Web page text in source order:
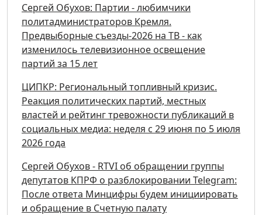
Сергей Обухов: Партии - любимчики
политадминистраторов Кремля.
Предвыборные съезды-2026 на ТВ - как
изменилось телевизионное освещение
партий за 15 лет
ЦИПКР: Региональный топливный кризис.
Реакция политических партий, местных
властей и рейтинг тревожности публикаций в
социальных медиа: неделя с 29 июня по 5 июля
2026 года
Сергей Обухов - RTVI об обращении группы
депутатов КПРФ о разблокировании Telegram:
После ответа Минцифры будем инициировать
и обращение в Счетную палату